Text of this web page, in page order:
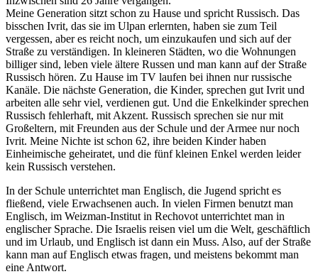
Meine Generation sitzt schon zu Hause und spricht Russisch. Das
bisschen Ivrit, das sie im Ulpan erlernten, haben sie zum Teil
vergessen, aber es reicht noch, um einzukaufen und sich auf der
Straße zu verständigen. In kleineren Städten, wo die Wohnungen
billiger sind, leben viele ältere Russen und man kann auf der Straße
Russisch hören. Zu Hause im TV laufen bei ihnen nur russische
Kanäle. Die nächste Generation, die Kinder, sprechen gut Ivrit und
arbeiten alle sehr viel, verdienen gut. Und die Enkelkinder sprechen
Russisch fehlerhaft, mit Akzent. Russisch sprechen sie nur mit
Großeltern, mit Freunden aus der Schule und der Armee nur noch
Ivrit. Meine Nichte ist schon 62, ihre beiden Kinder haben
Einheimische geheiratet, und die fünf kleinen Enkel werden leider
kein Russisch verstehen.
In der Schule unterrichtet man Englisch, die Jugend spricht es
fließend, viele Erwachsenen auch. In vielen Firmen benutzt man
Englisch, im Weizman-Institut in Rechovot unterrichtet man in
englischer Sprache. Die Israelis reisen viel um die Welt, geschäftlich
und im Urlaub, und Englisch ist dann ein Muss. Also, auf der Straße
kann man auf Englisch etwas fragen, und meistens bekommt man
eine Antwort.